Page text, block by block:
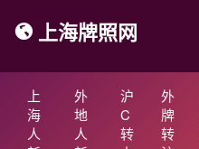
上海牌照网
上
海
人
外
地
人
沪
C
转
外
牌
转